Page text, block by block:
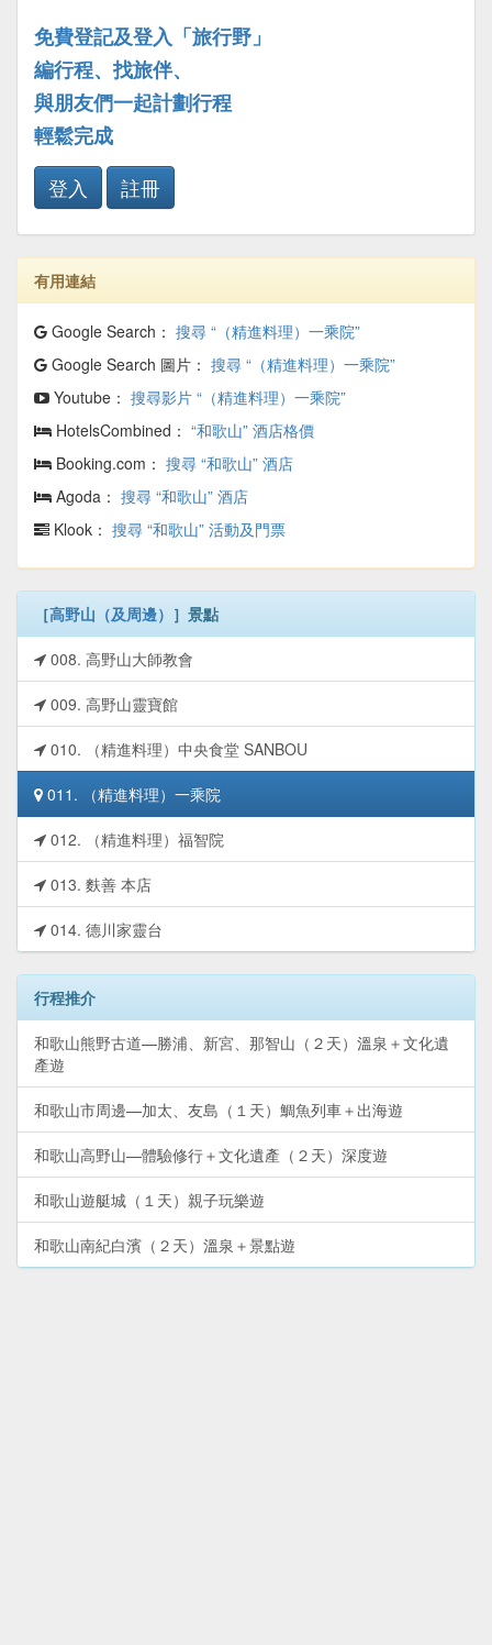
免費登記及登入「旅行野」
編行程、找旅伴、
與朋友們一起計劃行程
輕鬆完成
登入
註冊
有用連結
Google Search： 搜尋 “（精進料理）一乘院”
Google Search 圖片： 搜尋 “（精進料理）一乘院”
Youtube： 搜尋影片 “（精進料理）一乘院”
HotelsCombined： “和歌山” 酒店格價
Booking.com： 搜尋 “和歌山” 酒店
Agoda： 搜尋 “和歌山” 酒店
Klook： 搜尋 “和歌山” 活動及門票
［高野山（及周邊） ］景點
008. 高野山大師教會
009. 高野山靈寶館
010. （精進料理）中央食堂 SANBOU
011. （精進料理）一乘院
012. （精進料理）福智院
013. 麩善 本店
014. 德川家靈台
行程推介
和歌山熊野古道—勝浦、新宮、那智山（２天）溫泉＋文化遺
產遊
和歌山市周邊—加太、友島（１天）鯛魚列車＋出海遊
和歌山高野山—體驗修行＋文化遺產（２天）深度遊
和歌山遊艇城（１天）親子玩樂遊
和歌山南紀白濱（２天）溫泉＋景點遊